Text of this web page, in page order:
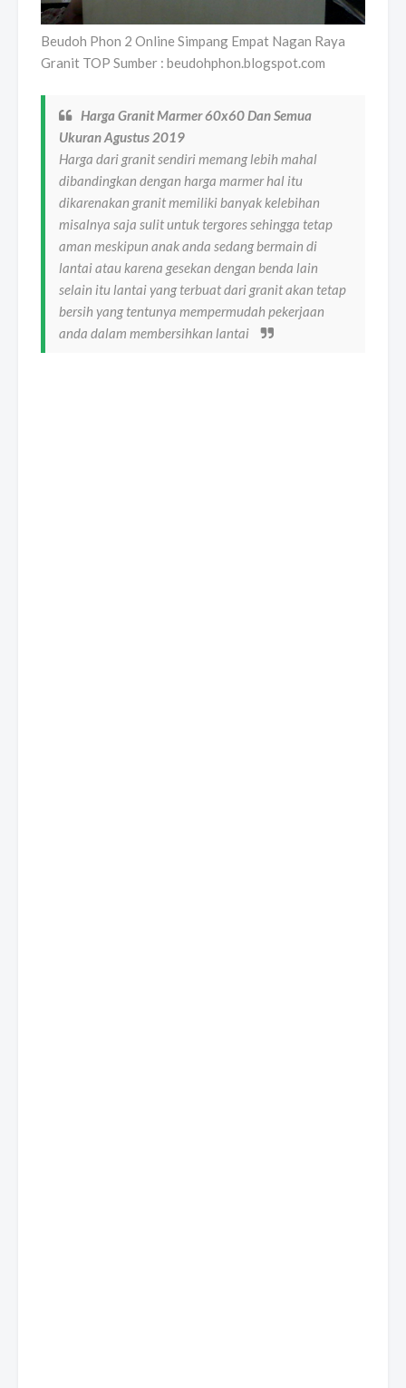
Beudoh Phon 2 Online Simpang Empat Nagan Raya
Granit TOP Sumber : beudohphon.blogspot.com
Harga Granit Marmer 60x60 Dan Semua
Ukuran Agustus 2019
Harga dari granit sendiri memang lebih mahal
dibandingkan dengan harga marmer hal itu
dikarenakan granit memiliki banyak kelebihan
misalnya saja sulit untuk tergores sehingga tetap
aman meskipun anak anda sedang bermain di
lantai atau karena gesekan dengan benda lain
selain itu lantai yang terbuat dari granit akan tetap
bersih yang tentunya mempermudah pekerjaan
anda dalam membersihkan lantai